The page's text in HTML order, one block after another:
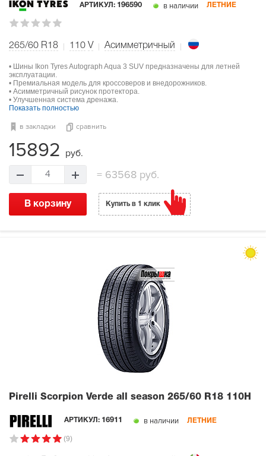
АРТИКУЛ: 196590 в наличии ЛЕТНИЕ
265/60 R18 110 V Асимметричный
• Шины Ikon Tyres Autograph Aqua 3 SUV предназначены для летней
эксплуатации.
• Премиальная модель для кроссоверов и внедорожников.
• Асимметричный рисунок протектора.
• Улучшенная система дренажа.
Показать полностью
в закладки сравнить
15892 руб.
4 = 63568 руб.
В корзину Купить в 1 клик
Pirelli Scorpion Verde all season 265/60 R18 110H
АРТИКУЛ: 16911 в наличии ЛЕТНИЕ
(9)